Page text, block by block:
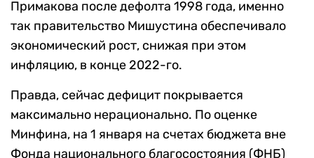
Примакова после дефолта 1998 года, именно
так правительство Мишустина обеспечивало
экономический рост, снижая при этом
инфляцию, в конце 2022-го.
Правда, сейчас дефицит покрывается
максимально нерационально. По оценке
Минфина, на 1 января на счетах бюджета вне
Фонда национального благосостояния (ФНБ)